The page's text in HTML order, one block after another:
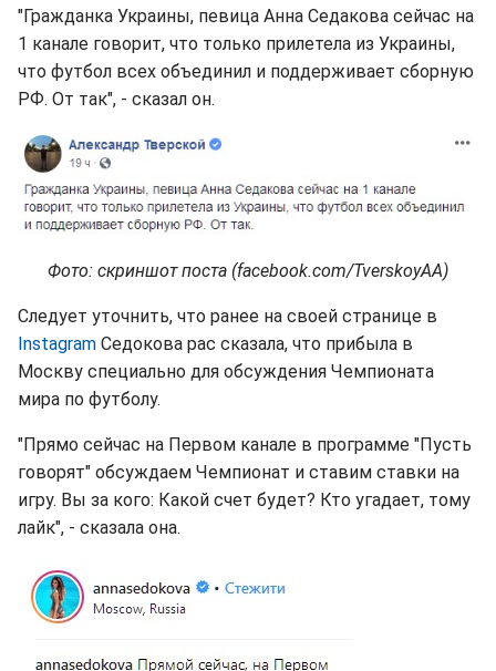
"Гражданка Украины, певица Анна Седакова сейчас на
1 канале говорит, что только прилетела из Украины,
что футбол всех объединил и поддерживает сборную
РФ. От так", - сказал он.
Фото: скриншот поста (facebook.com/TverskoyAA)
Следует уточнить, что ранее на своей странице в
Instagram Седокова рас сказала, что прибыла в
Москву специально для обсуждения Чемпионата
мира по футболу.
"Прямо сейчас на Первом канале в программе "Пусть
говорят" обсуждаем Чемпионат и ставим ставки на
игру. Вы за кого: Какой счет будет? Кто угадает, тому
лайк", - сказала она.